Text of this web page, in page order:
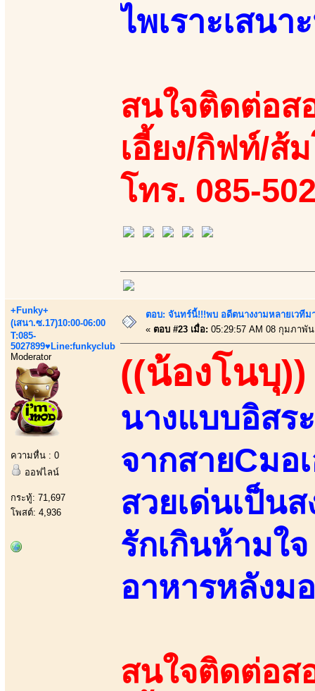
ไพเราะเสนา
สนใจติดต่อส
เอี้ยง/กิฟท์/ส้
โทร. 085-
+Funky+
(เสนา.ซ.17)10:00-06:00
T:085-
5027899♥Line:funkyclub
Moderator
ความหื่น : 0
ออฟไลน์
กระทู้: 71,697
โพสต์: 4,936
ตอบ: จันทร์นี้!!!พบ อดีตนางงามหลายเวที
« ตอบ #23 เมื่อ: 05:29:57 AM 08 กุมภาพั
((น้องโนบุ))
นางแบบอิสร
จากสายCม
สวยเด่นเป็น
รักเกินห้ามใ
อาหารหลังม
สนใจติดต่อส